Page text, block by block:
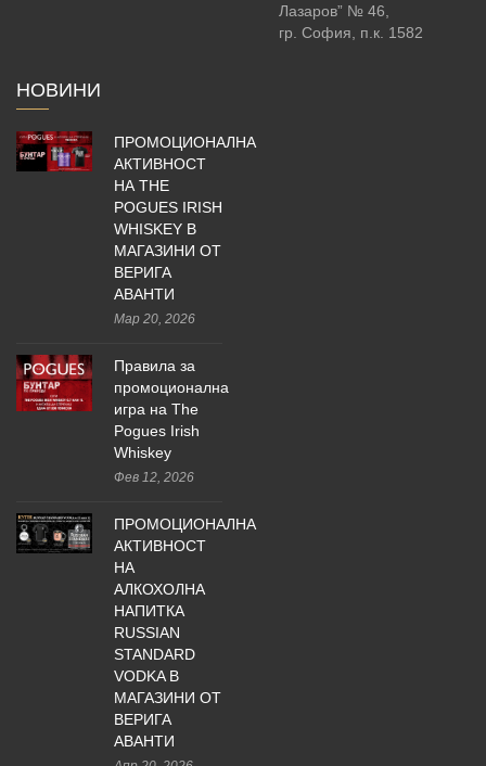
Лазаров” № 46,
гр. София, п.к. 1582
НОВИНИ
ПРОМОЦИОНАЛНА
АКТИВНОСТ
НА THE
POGUES IRISH
WHISKEY В
МАГАЗИНИ ОТ
ВЕРИГА
АВАНТИ
Мар 20, 2026
Правила за
промоционална
игра на The
Pogues Irish
Whiskey
Фев 12, 2026
ПРОМОЦИОНАЛНА
АКТИВНОСТ
НА
АЛКОХОЛНА
НАПИТКА
RUSSIAN
STANDARD
VODKA В
МАГАЗИНИ ОТ
ВЕРИГА
АВАНТИ